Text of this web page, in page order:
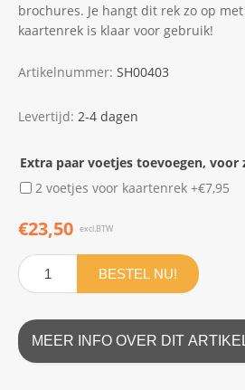
brochures. Je hangt dit rek zo op
kaartenrek is klaar voor gebruik!
Artikelnummer: SH00403
Levertijd: 2-4 dagen
Extra paar voetjes toevoegen, voor
2 voetjes voor kaartenrek +€7,95
€23,50 excl.BTW
BESTEL NU!
MEER INFO OVER DIT